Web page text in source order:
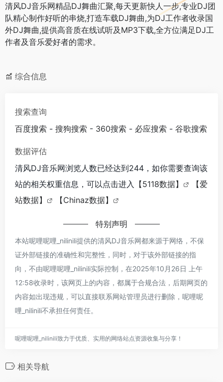
清风DJ音乐网精品DJ舞曲汇聚,每天更新快人一步,专业DJ团
队精心制作好听的串烧,打造车载DJ舞曲,为DJ工作者收录国
外DJ舞曲,提供高音质在线试听及MP3下载,全方位满足DJ工
作者及音乐爱好者的需求。
综合信息
搜索查询
百度搜索 - 搜狗搜索 - 360搜索 - 必应搜索 - 谷歌搜索
数据评估
清风DJ音乐网浏览人数已经达到244，如你需要查询该
站的相关权重信息，可以点击进入
【5118数据】
【爱
站数据】
【Chinaz数据】
特别声明
本站呢哩呢哩_nilinili提供的清风DJ音乐网都来源于网络，不保
证外部链接的准确性和完整性，同时，对于该外部链接的指
向，不由呢哩呢哩_nilinili实际控制，在2025年10月26日 上午
12:58收录时，该网页上的内容，都属于合规合法，后期网页的
内容如出现违规，可以直接联系网站管理员进行删除，呢哩呢
哩_nilinili不承担任何责任。
呢哩呢哩_nilinili致力于优质、实用的网络站点资源收集与分享！
相关导航